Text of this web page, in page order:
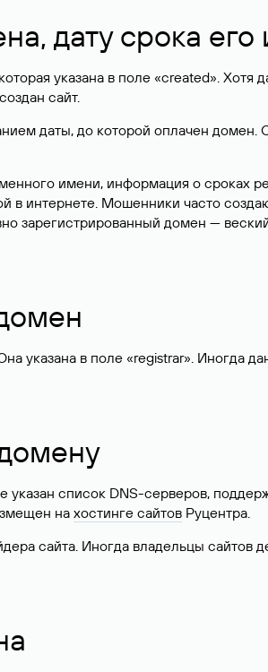
дату срока его
указана в поле «created». Хотя
сайт.
даты, до которой оплачен домен.
имени, информация о сроках
в интернете. Мошенники часто
зарегистрированный домен —
в поле «registrar». Иногда
указан список DNS-серверов,
на хостинге сайтов Руцентра.
сайта. Иногда владельцы